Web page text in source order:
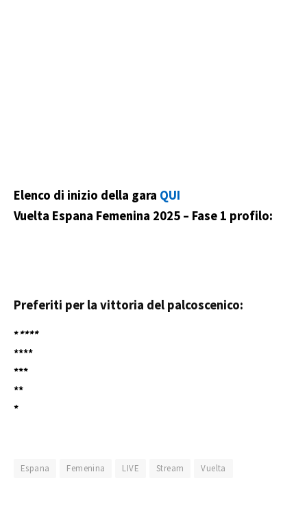
Elenco di inizio della gara QUI
Vuelta Espana Femenina 2025 – Fase 1 profilo:
Preferiti per la vittoria del palcoscenico:
*****
****
***
**
*
Espana Femenina LIVE Stream Vuelta